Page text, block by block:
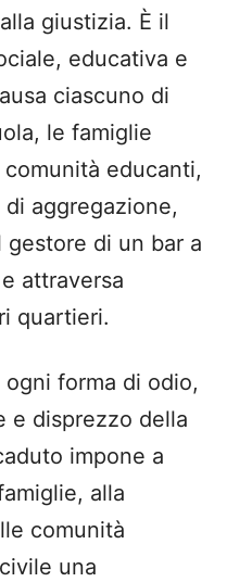
giustizia. È il
educativa e
ciascuno di
le famiglie
educanti,
aggregazione,
di un bar a
attraversa
quartieri.
forma di odio,
e disprezzo della
impone a
alla
comunità
una